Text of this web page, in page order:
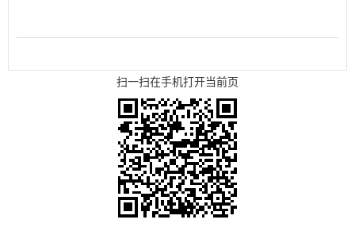
扫一扫在手机打开当前页